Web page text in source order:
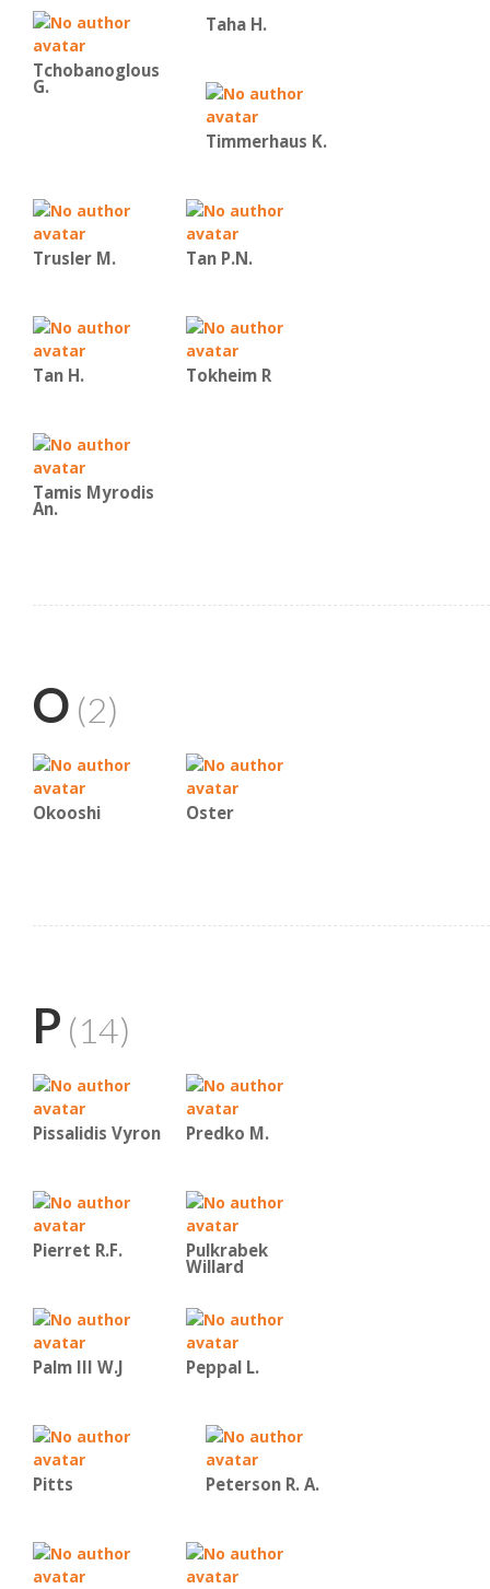
Tchobanoglous
G.
Taha H.
Timmerhaus K.
Trusler M. Tan P.N.
Tan H. Tokheim R
Tamis Myrodis
An.
O (2)
Okooshi Oster
P (14)
Pissalidis Vyron Predko Μ.
Pierret R.F. Pulkrabek
Willard
Palm III W.J Peppal L.
Pitts Peterson R. A.